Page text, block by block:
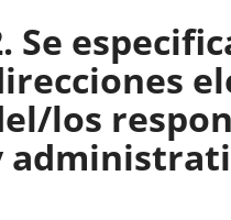
Se
los